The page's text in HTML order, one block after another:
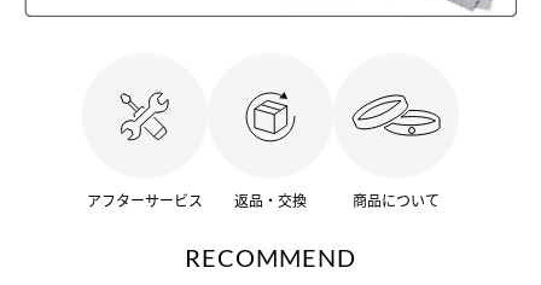
アフターサービス 返品・交換 商品について
RECOMMEND